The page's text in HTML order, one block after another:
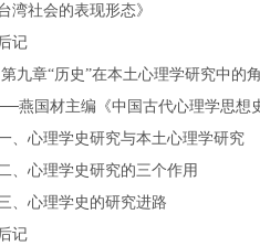
湾社会的表现形态》
记
第九章“历史”在本土心理学研究中的
燕国材主编《中国古代心理学思想
、心理学史研究与本土心理学研究
、心理学史研究的三个作用
、心理学史的研究进路
记